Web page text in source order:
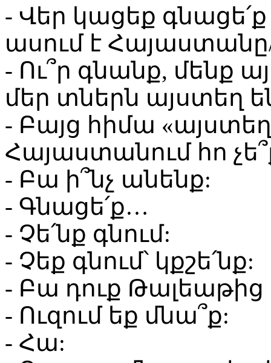
- Վեր կացեք
ասում է Հայաստանը/
- Ու՞ր գնանք, մենք
մեր տներն այստեղ
- Բայց հիմա
Հայաստանում հո
- Բա ի՞նչ անենք:
- Գնացե՛ք…
- Չե՛նք գնում:
- Չեք գնում՝ կքշե՛նք:
- Բա դուք Թալեաթից
- Ուզում եք մնա՞ք:
- Հա: